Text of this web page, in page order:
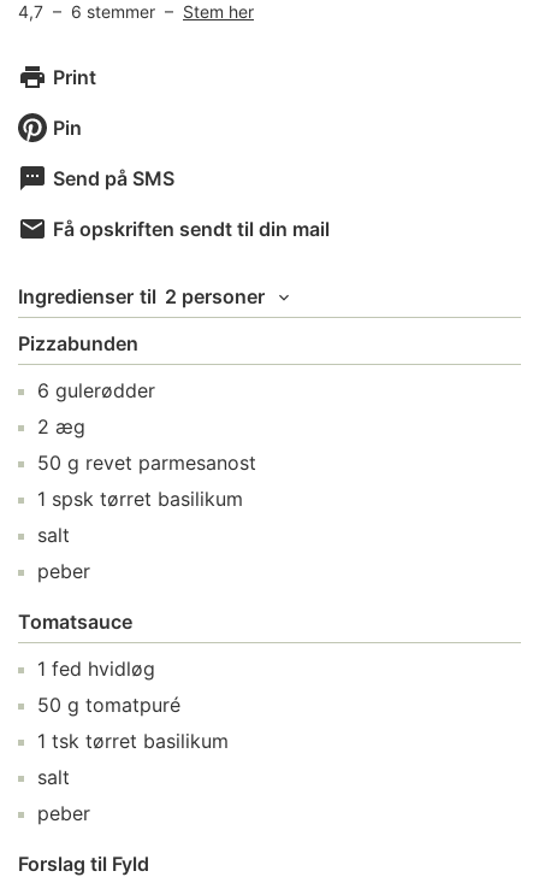
4,7 – 6 stemmer – Stem her
Print
Pin
Send på SMS
Få opskriften sendt til din mail
Ingredienser til 2 personer
Pizzabunden
6 gulerødder
2 æg
50 g revet parmesanost
1 spsk tørret basilikum
salt
peber
Tomatsauce
1 fed hvidløg
50 g tomatpuré
1 tsk tørret basilikum
salt
peber
Forslag til Fyld